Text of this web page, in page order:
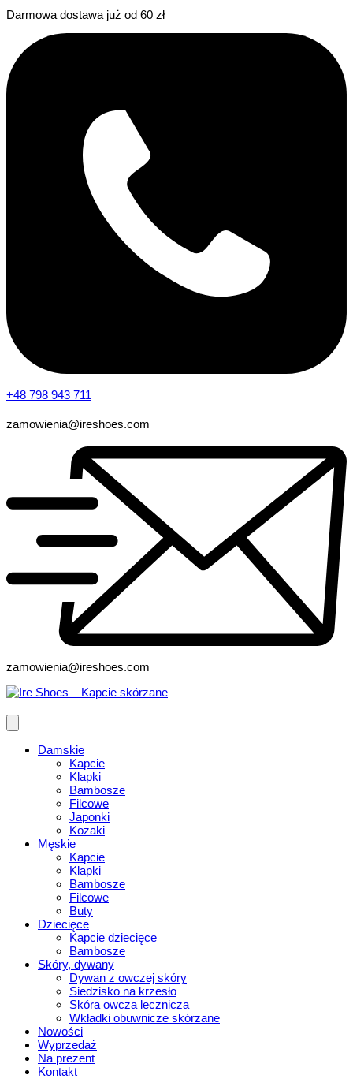
Darmowa dostawa już od 60 zł
+48 798 943 711
zamowienia@ireshoes.com
zamowienia@ireshoes.com
Damskie
Kapcie
Klapki
Bambosze
Filcowe
Japonki
Kozaki
Męskie
Kapcie
Klapki
Bambosze
Filcowe
Buty
Dziecięce
Kapcie dziecięce
Bambosze
Skóry, dywany
Dywan z owczej skóry
Siedzisko na krzesło
Skóra owcza lecznicza
Wkładki obuwnicze skórzane
Nowości
Wyprzedaż
Na prezent
Kontakt